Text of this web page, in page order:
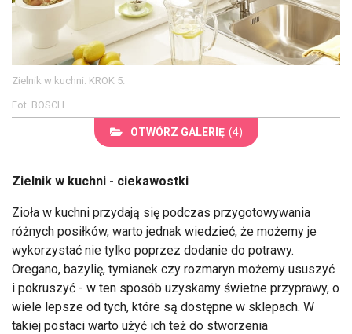
Zielnik w kuchni: KROK 5.
Fot. BOSCH
OTWÓRZ GALERIĘ (4)
Zielnik w kuchni - ciekawostki
Zioła w kuchni przydają się podczas przygotowywania
różnych posiłków, warto jednak wiedzieć, że możemy je
wykorzystać nie tylko poprzez dodanie do potrawy.
Oregano, bazylię, tymianek czy rozmaryn możemy ususzyć
i pokruszyć - w ten sposób uzyskamy świetne przyprawy, o
wiele lepsze od tych, które są dostępne w sklepach. W
takiej postaci warto użyć ich też do stworzenia